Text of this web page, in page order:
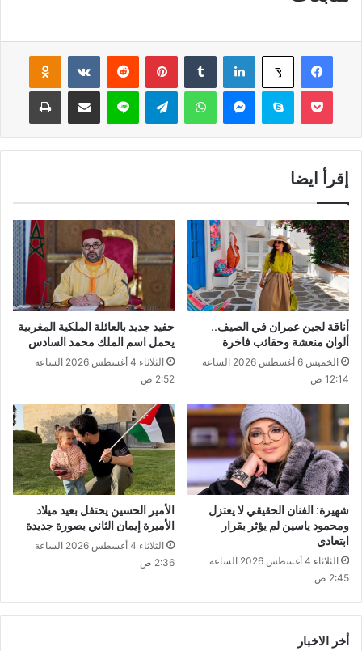
فيسبوك ‫X لينكدإن بينتيريست
سكايب واتساب لاين
إقرأ ايضا
أناقة لجين عمران في الصيف..
ألوان منعشة وحقائب فاخرة
الخميس 6 أغسطس 2026 الساعة
12:14 ص
حفيد جديد بالعائلة الملكية المغربية
يحمل اسم الملك محمد السادس
الثلاثاء 4 أغسطس 2026 الساعة
2:52 ص
شهيرة: الفنان الحقيقي لا يعتزل
ومحمود ياسين لم يؤثر بقرار
ابتعادي
الثلاثاء 4 أغسطس 2026 الساعة
2:45 ص
الأمير الحسين يحتفل بعيد ميلاد
الأميرة إيمان الثاني بصورة جديدة
الثلاثاء 4 أغسطس 2026 الساعة
2:36 ص
أخر الاخبار